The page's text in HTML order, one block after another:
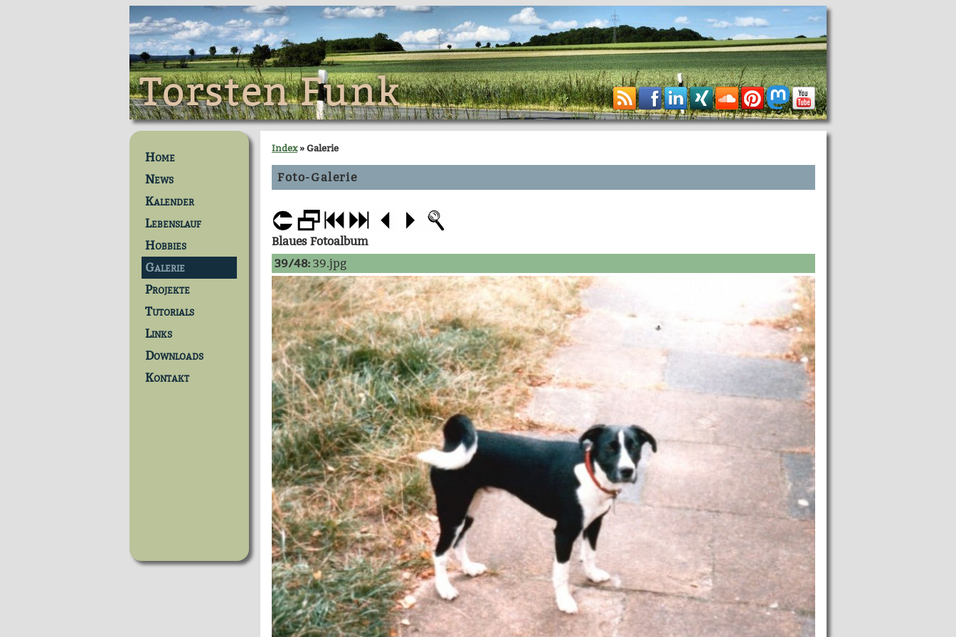
Torsten Funk
Home
News
Kalender
Lebenslauf
Hobbies
Galerie
Projekte
Tutorials
Links
Downloads
Kontakt
Index» Galerie
Foto-Galerie
Blaues Fotoalbum
39/48: 39.jpg